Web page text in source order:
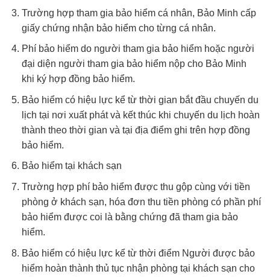
Trường hợp tham gia bảo hiểm cá nhân, Bảo Minh cấp
giấy chứng nhận bảo hiểm cho từng cá nhân.
Phí bảo hiểm do người tham gia bảo hiểm hoặc người
đại diện người tham gia bảo hiểm nộp cho Bảo Minh
khi ký hợp đồng bảo hiểm.
Bảo hiểm có hiệu lực kể từ thời gian bắt đầu chuyến du
lịch tại nơi xuất phát và kết thúc khi chuyến du lịch hoàn
thành theo thời gian và tại địa điểm ghi trên hợp đồng
bảo hiểm.
Bảo hiểm tại khách sạn
Trường hợp phí bảo hiểm được thu gộp cùng với tiền
phòng ở khách sạn, hóa đơn thu tiền phòng có phần phí
bảo hiểm được coi là bằng chứng đã tham gia bảo
hiểm.
Bảo hiểm có hiệu lực kể từ thời điểm Người được bảo
hiểm hoàn thành thủ tục nhận phòng tại khách sạn cho